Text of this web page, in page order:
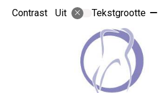
Contrast Uit Tekstgrootte